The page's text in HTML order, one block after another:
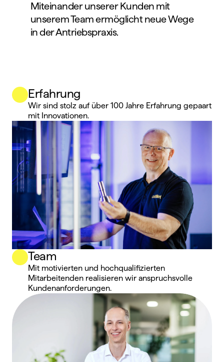
Miteinander unserer Kunden mit
unserem Team ermöglicht neue Wege
in der Antriebspraxis.
Erfahrung
Wir sind stolz auf über 100 Jahre Erfahrung gepaart
mit Innovationen.
Team
Mit motivierten und hochqualifizierten
Mitarbeitenden realisieren wir anspruchsvolle
Kundenanforderungen.